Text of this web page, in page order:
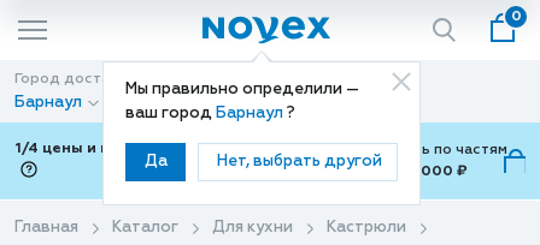
Мы правильно определили —
ваш город Барнаул ?
Да Нет, выбрать другой
0
Город доставки
Барнаул
Способ доставки
Доставка
1/4 цены и покупки ваши с Подели
Можно оплатить по частям
от 700 ₽ до 15,000 ₽
Главная Каталог Для кухни
Кастрюли